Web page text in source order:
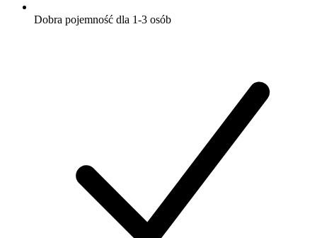
Dobra pojemność dla 1-3 osób